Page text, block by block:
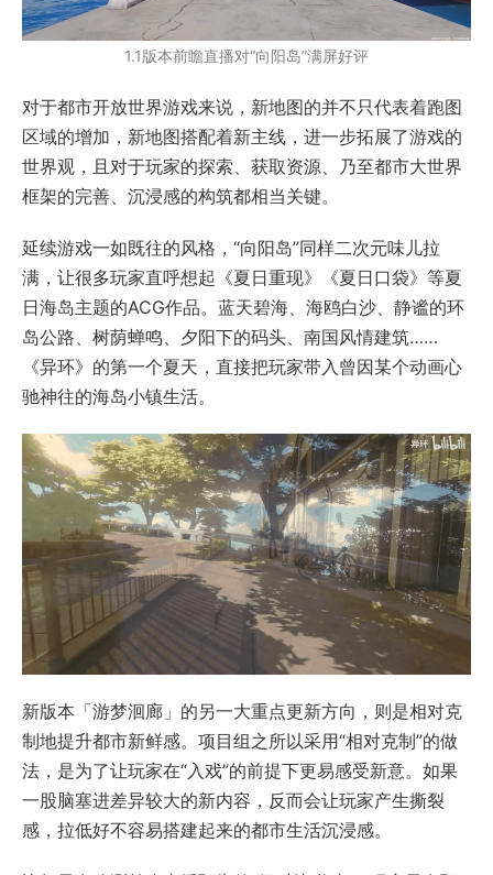
1.1版本前瞻直播对“向阳岛”满屏好评
对于都市开放世界游戏来说，新地图的并不只代表着跑图
区域的增加，新地图搭配着新主线，进一步拓展了游戏的
世界观，且对于玩家的探索、获取资源、乃至都市大世界
框架的完善、沉浸感的构筑都相当关键。
延续游戏一如既往的风格，“向阳岛”同样二次元味儿拉
满，让很多玩家直呼想起《夏日重现》《夏日口袋》等夏
日海岛主题的ACG作品。蓝天碧海、海鸥白沙、静谧的环
岛公路、树荫蝉鸣、夕阳下的码头、南国风情建筑……
《异环》的第一个夏天，直接把玩家带入曾因某个动画心
驰神往的海岛小镇生活。
新版本「游梦洄廊」的另一大重点更新方向，则是相对克
制地提升都市新鲜感。项目组之所以采用“相对克制”的做
法，是为了让玩家在“入戏”的前提下更易感受新意。如果
一股脑塞进差异较大的新内容，反而会让玩家产生撕裂
感，拉低好不容易搭建起来的都市生活沉浸感。